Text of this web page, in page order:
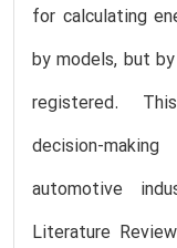
for calculating
by models, but
registered.
decision-
automotive
Literature